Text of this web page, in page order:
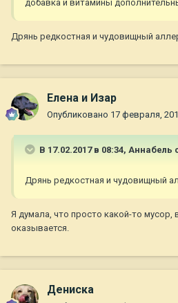
добавка и витамины
Дрянь редкостная и чудовищный
Елена и Изар
Опубликовано 17 февраля,
В 17.02.2017 в 08:34, Aннaбель
Дрянь редкостная и чудовищный
Я думала, что просто какой-то мусор,
оказывается.
Дениска